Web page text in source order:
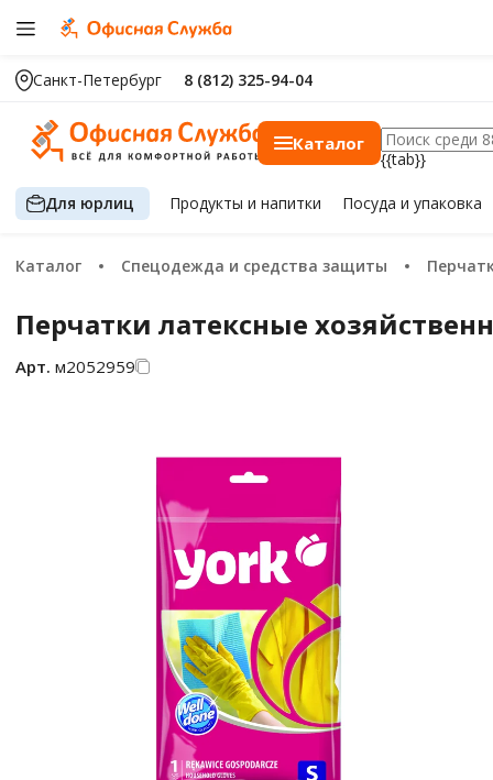
Санкт-Петербург 8 (812) 325-94-04
Каталог
{{tab}}
Для юрлиц Продуктыи напитки Посуда и упаковка
Каталог Спецодежда и средства защиты
Перчатки латексные
Арт. м2052959